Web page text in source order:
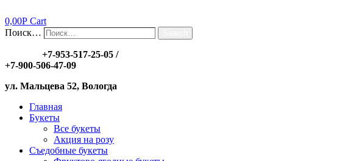
0,00Р Cart
Поиск…
+7-953-517-25-05 /
+7-900-506-47-09
ул. Мальцева 52, Вологда
Главная
Букеты
Все букеты
Акция на розу
Съедобные букеты